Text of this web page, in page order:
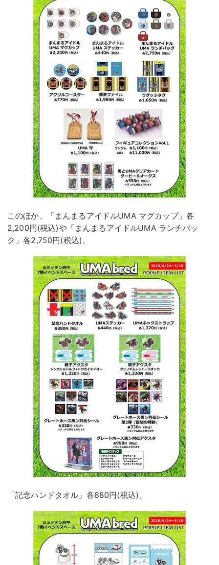
このほか、「まんまるアイドルUMA マグカップ」各
2,200円(税込)や「まんまるアイドルUMA ランチバッ
ク」各2,750円(税込)、
「記念ハンドタオル」各880円(税込)、